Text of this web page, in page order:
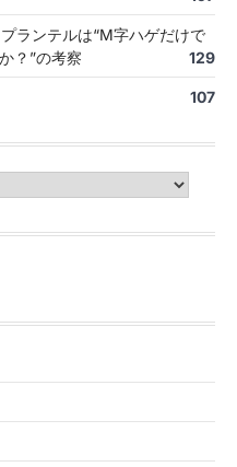
ランテルは“M字ハゲだけで
？”の考察
129
107